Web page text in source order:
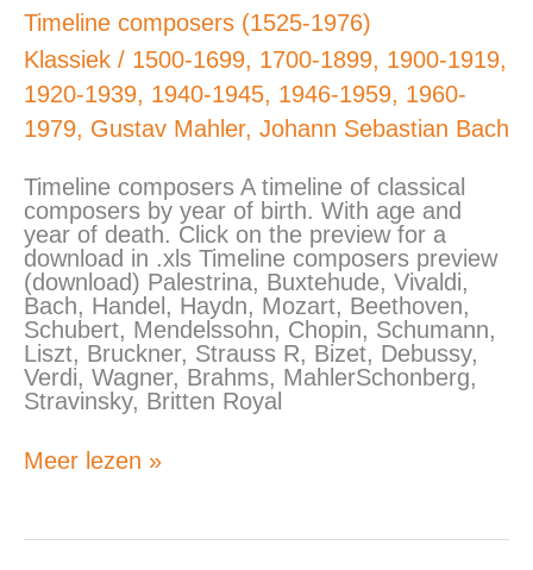
Timeline composers (1525-1976)
Klassiek / 1500-1699, 1700-1899, 1900-1919,
1920-1939, 1940-1945, 1946-1959, 1960-
1979, Gustav Mahler, Johann Sebastian Bach
Timeline composers A timeline of classical
composers by year of birth. With age and
year of death. Click on the preview for a
download in .xls Timeline composers preview
(download) Palestrina, Buxtehude, Vivaldi,
Bach, Handel, Haydn, Mozart, Beethoven,
Schubert, Mendelssohn, Chopin, Schumann,
Liszt, Bruckner, Strauss R, Bizet, Debussy,
Verdi, Wagner, Brahms, MahlerSchonberg,
Stravinsky, Britten Royal
Timeline
(1525-
1976)
Meer lezen »